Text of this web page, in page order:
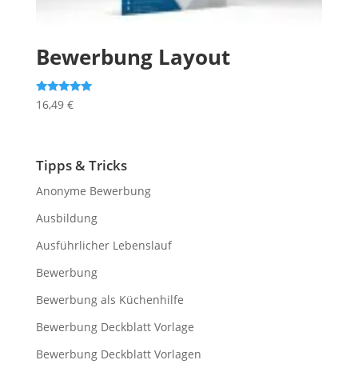
Bewerbung Layout
Bewertet mit
5.00
16,49 €
Tipps & Tricks
Anonyme Bewerbung
Ausbildung
Ausführlicher Lebenslauf
Bewerbung
Bewerbung als Küchenhilfe
Bewerbung Deckblatt Vorlage
Bewerbung Deckblatt Vorlagen